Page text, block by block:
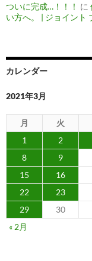
ついに完成…！！！ に
い方へ。 | ジョイント
カレンダー
2021年3月
月 火
1
2
8
9
15
16
22
23
29
30
« 2月